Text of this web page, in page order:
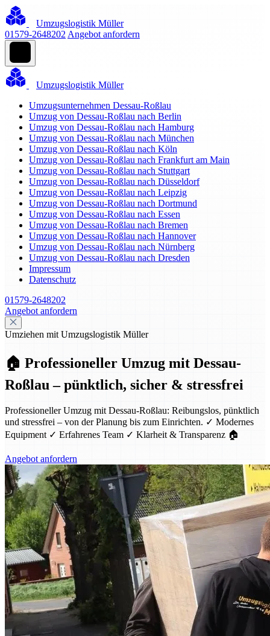
Umzugslogistik Müller
01579-2648202 Angebot anfordern
Umzugslogistik Müller
Umzugsunternehmen Dessau-Roßlau
Umzug von Dessau-Roßlau nach Berlin
Umzug von Dessau-Roßlau nach Hamburg
Umzug von Dessau-Roßlau nach München
Umzug von Dessau-Roßlau nach Köln
Umzug von Dessau-Roßlau nach Frankfurt am Main
Umzug von Dessau-Roßlau nach Stuttgart
Umzug von Dessau-Roßlau nach Düsseldorf
Umzug von Dessau-Roßlau nach Leipzig
Umzug von Dessau-Roßlau nach Dortmund
Umzug von Dessau-Roßlau nach Essen
Umzug von Dessau-Roßlau nach Bremen
Umzug von Dessau-Roßlau nach Hannover
Umzug von Dessau-Roßlau nach Nürnberg
Umzug von Dessau-Roßlau nach Dresden
Impressum
Datenschutz
01579-2648202
Angebot anfordern
Umziehen mit Umzugslogistik Müller
🏠 Professioneller Umzug mit Dessau-
Roßlau – pünktlich, sicher & stressfrei
Professioneller Umzug mit Dessau-Roßlau: Reibungslos, pünktlich
und stressfrei – von der Planung bis zum Einrichten. ✓ Modernes
Equipment ✓ Erfahrenes Team ✓ Klarheit & Transparenz 🏠
Angebot anfordern